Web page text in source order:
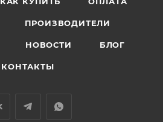
ПРОИЗВОДИТЕЛИ
НОВОСТИ БЛОГ
КОНТАКТЫ